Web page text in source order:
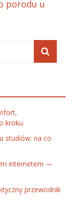
porodu u
kroku
studiów: na co
internetem —
przewodnik